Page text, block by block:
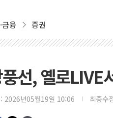
금융 증권
선, 옐로LIVE
2026년05월19일 10:06 최종수